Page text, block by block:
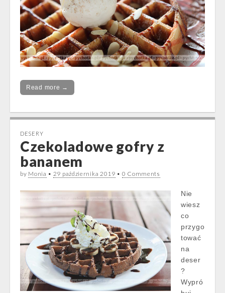
Read more →
DESERY
Czekoladowe gofry z
bananem
by Monia • 29 października 2019 • 0 Comments
Nie
wiesz
co
przygo
tować
na
deser
?
Wypró